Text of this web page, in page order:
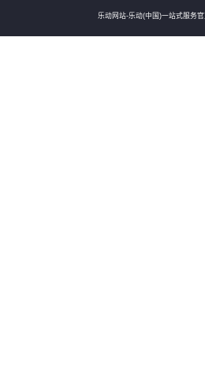
乐动网站-乐动(中国)一站式服务